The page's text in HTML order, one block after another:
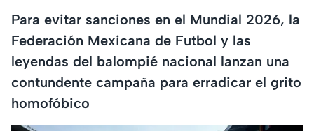
Para evitar sanciones en el Mundial 2026, la
Federación Mexicana de Futbol y las
leyendas del balompié nacional lanzan una
contundente campaña para erradicar el grito
homofóbico